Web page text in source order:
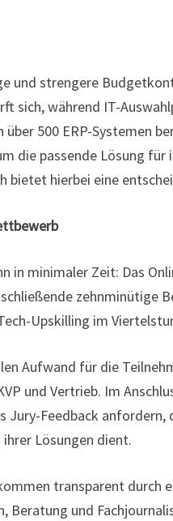
UNI
und strengere
sich, während IT-
über 500 ERP-Systemen
die passende Lösung für
bietet hierbei eine
in minimaler Zeit: Das
zehnminütige
Upskilling im
Aufwand für die
und Vertrieb. Im
Jury-Feedback
Lösungen dient.
transparent durch
Beratung und